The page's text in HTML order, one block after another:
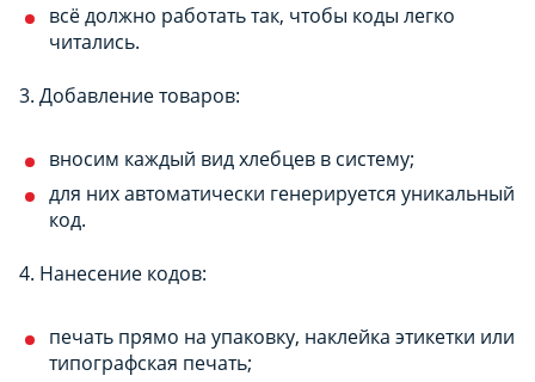
всё должно работать так, чтобы коды легко
читались.
3. Добавление товаров:
вносим каждый вид хлебцев в систему;
для них автоматически генерируется уникальный
код.
4. Нанесение кодов:
печать прямо на упаковку, наклейка этикетки или
типографская печать;